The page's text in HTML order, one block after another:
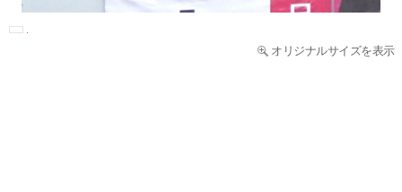
オリジナルサイズを表示